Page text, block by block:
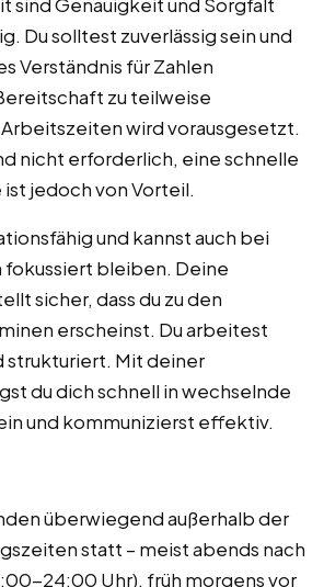
Du solltest zuverlässig sein und
Verständnis für Zahlen
zu teilweise
wird vorausgesetzt.
nicht erforderlich, eine schnelle
jedoch von Vorteil.
und kannst auch bei
fokussiert bleiben. Deine
sicher, dass du zu den
erscheinst. Du arbeitest
strukturiert. Mit deiner
du dich schnell in wechselnde
und kommunizierst effektiv.
überwiegend außerhalb der
statt – meist abends nach
24:00 Uhr), früh morgens vor